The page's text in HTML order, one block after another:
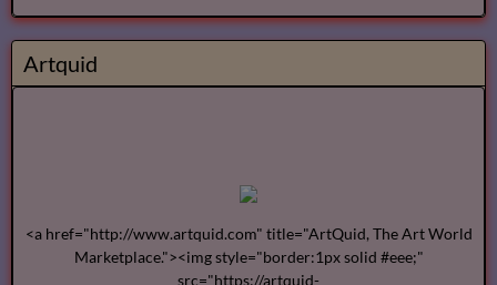
Artquid
<a href="http://www.artquid.com" title="ArtQuid, The Art World
Marketplace."><img style="border:1px solid #eee;"
src="https://artquid-